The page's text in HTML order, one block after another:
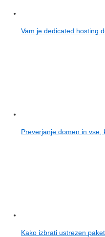
Vam je dedicated hosting
Preverjanje domen in vse,
Kako izbrati ustrezen